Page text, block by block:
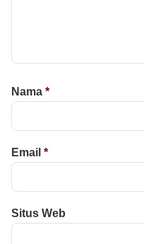
Nama *
Email *
Situs Web